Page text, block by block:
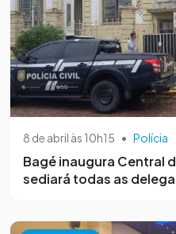
8 de abril às 10h15 • Polícia
Bagé inaugura Central
sediará todas as